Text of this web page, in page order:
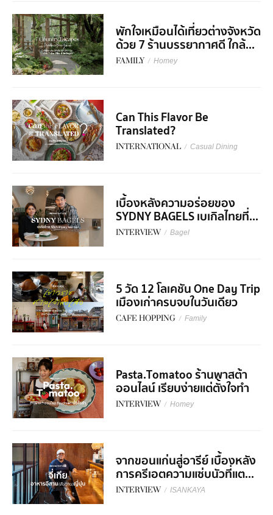
พักใจเหมือนได้เที่ยวต่างจังหวัด
ด้วย 7 ร้านบรรยากาศดี ใกล้...
FAMILY / Homey
Can This Flavor Be
Translated?
INTERNATIONAL / Casual Dining
เบื้องหลังความอร่อยของ
SYDNY BAGELS เบเกิลไทยที่...
INTERVIEW / Bagel
5 วัด 12 โลเคชัน One Day Trip
เมืองเก่าครบจบในวันเดียว
CAFE HOPPING / Family
Pasta.Tomatoo ร้านพาสต้า
ออนไลน์ เรียบง่ายแต่ตั้งใจทำ
INTERVIEW / Homey
จากขอนแก่นสู่อารีย์ เบื้องหลัง
การครีเอตความแซ่บนัวที่แต...
INTERVIEW / ISANKAYA